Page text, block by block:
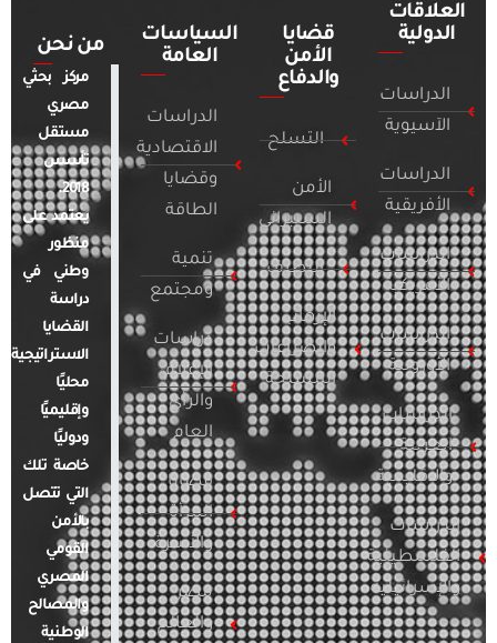
العلاقات
الدولية
الدراسات
الآسيوية
الدراسات
الأفريقية
الدراسات
الأمريكية
الدراسات
الأوروبية
الدراسات
العربية
والإقليمية
الدراسات
الفلسطينية
والإسرائيلية
قضايا
الأمن
والدفاع
التسلح
الأمن
السيبراني
التطرف
الإرهاب
والصراعات
المسلحة
السياسات
العامة
الدراسات
الاقتصادية
وقضايا
الطاقة
تنمية
ومجتمع
دراسات
الإعلام
والرأي
العام
قضايا
المرأة
والأسرة
مصر
والعالم
من نحن
مركز بحثي
مصري
مستقل
تأسس
2018.
يعتمد على
منظور
وطني في
دراسة
القضايا
الاستراتيجية
محليًا
وإقليميًا
ودوليًا
خاصة تلك
التي تتصل
بالأمن
القومي
المصري
والمصالح
الوطنية